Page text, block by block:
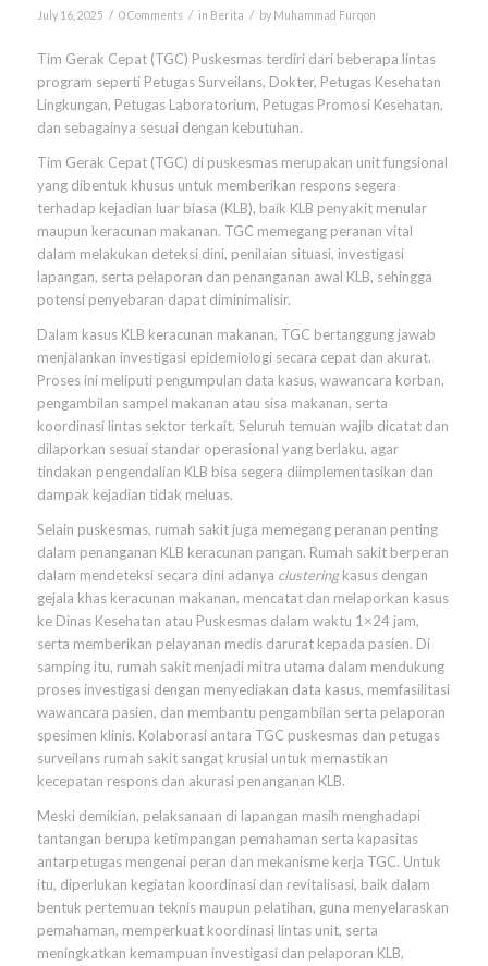
July 16, 2025 / 0 Comments / in Berita / by Muhammad Furqon
Tim Gerak Cepat (TGC) Puskesmas terdiri dari beberapa lintas
program seperti Petugas Surveilans, Dokter, Petugas Kesehatan
Lingkungan, Petugas Laboratorium, Petugas Promosi Kesehatan,
dan sebagainya sesuai dengan kebutuhan.
Tim Gerak Cepat (TGC) di puskesmas merupakan unit fungsional
yang dibentuk khusus untuk memberikan respons segera
terhadap kejadian luar biasa (KLB), baik KLB penyakit menular
maupun keracunan makanan. TGC memegang peranan vital
dalam melakukan deteksi dini, penilaian situasi, investigasi
lapangan, serta pelaporan dan penanganan awal KLB, sehingga
potensi penyebaran dapat diminimalisir.
Dalam kasus KLB keracunan makanan, TGC bertanggung jawab
menjalankan investigasi epidemiologi secara cepat dan akurat.
Proses ini meliputi pengumpulan data kasus, wawancara korban,
pengambilan sampel makanan atau sisa makanan, serta
koordinasi lintas sektor terkait. Seluruh temuan wajib dicatat dan
dilaporkan sesuai standar operasional yang berlaku, agar
tindakan pengendalian KLB bisa segera diimplementasikan dan
dampak kejadian tidak meluas.
Selain puskesmas, rumah sakit juga memegang peranan penting
dalam penanganan KLB keracunan pangan. Rumah sakit berperan
dalam mendeteksi secara dini adanya clusteringkasus dengan
gejala khas keracunan makanan, mencatat dan melaporkan kasus
ke Dinas Kesehatan atau Puskesmas dalam waktu 1×24 jam,
serta memberikan pelayanan medis darurat kepada pasien. Di
samping itu, rumah sakit menjadi mitra utama dalam mendukung
proses investigasi dengan menyediakan data kasus, memfasilitasi
wawancara pasien, dan membantu pengambilan serta pelaporan
spesimen klinis. Kolaborasi antara TGC puskesmas dan petugas
surveilans rumah sakit sangat krusial untuk memastikan
kecepatan respons dan akurasi penanganan KLB.
Meski demikian, pelaksanaan di lapangan masih menghadapi
tantangan berupa ketimpangan pemahaman serta kapasitas
antarpetugas mengenai peran dan mekanisme kerja TGC. Untuk
itu, diperlukan kegiatan koordinasi dan revitalisasi, baik dalam
bentuk pertemuan teknis maupun pelatihan, guna menyelaraskan
pemahaman, memperkuat koordinasi lintas unit, serta
meningkatkan kemampuan investigasi dan pelaporan KLB,